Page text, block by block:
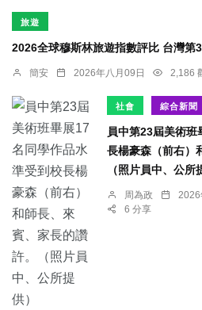
旅遊
2026全球穆斯林旅遊指數評比 台灣第3
簡安 2026年八月09日 2,186
社會 綜合新聞
員中第23屆美術
長楊豪森（前右）
（照片員中、公所
周為政 2026
6 分享